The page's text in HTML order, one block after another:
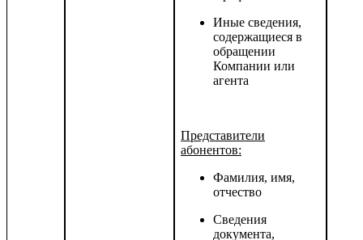
Иные сведения,
содержащиеся в
обращении
Компании или
агента
Представители
абонентов:
Фамилия, имя,
отчество
Сведения
документа,